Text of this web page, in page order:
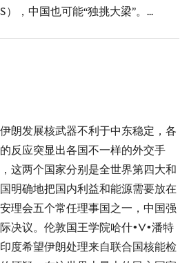
），中国也可能“独挑大梁”。...
朗发展核武器不利于中东稳定，各
反应突显出各国不一样的外交手
这两个国家分别是全世界第四大和
明确地把国内利益和能源需要放在
理会五个常任理事国之一，中国强
决议。伦敦国王学院哈什•V•潘特
度希望伊朗处理来自联合国核能检